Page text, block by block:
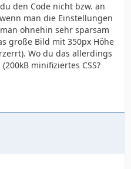
den Code nicht bzw. an
man die Einstellungen
ohnehin sehr sparsam
große Bild mit 350px Höhe
Wo du das allerdings
minifiziertes CSS?